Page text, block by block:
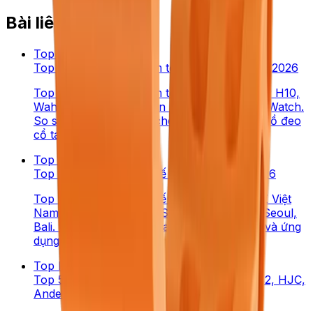
Bài liên quan
Top list
Top 5 cảm biến nhịp tim tốt nhất cho fitness 2026
Top 5 cảm biến nhịp tim tốt nhất 2026: Polar H10,
Wahoo TICKR X, Garmin HRM-Dual, Apple Watch.
So sánh độ chính xác chest strap vs đồng hồ đeo
cổ tay.
Top list
Top 5 thành phố quốc tế cho Gen Z VN 2026
Top 5 thành phố quốc tế đáng đi cho Gen Z Việt
Nam 2026 — Bangkok, Singapore, Tokyo, Seoul,
Bali. So sánh chi phí, visa, điểm tham quan và ứng
dụng du lịch cần có.
Top list
Top 5 mũ bảo hiểm xe máy: Shoei, AGV, LS2, HJC,
Andes 2026